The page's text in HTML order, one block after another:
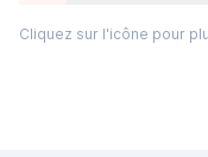
Cliquez sur l'icône pour